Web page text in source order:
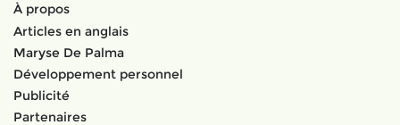
À propos
Articles en anglais
Maryse De Palma
Développement personnel
Publicité
Partenaires